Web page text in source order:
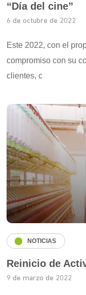
“Día del cine”
6 de octubre de 2022
Este 2022, con el
compromiso con su
clientes, c
NOTICIAS
Reinicio de
9 de marzo de 2022